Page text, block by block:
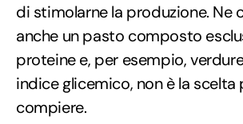
di stimolarne la produzione. Ne
anche un pasto composto
proteine e, per esempio,
indice glicemico, non è la scelta
compiere.